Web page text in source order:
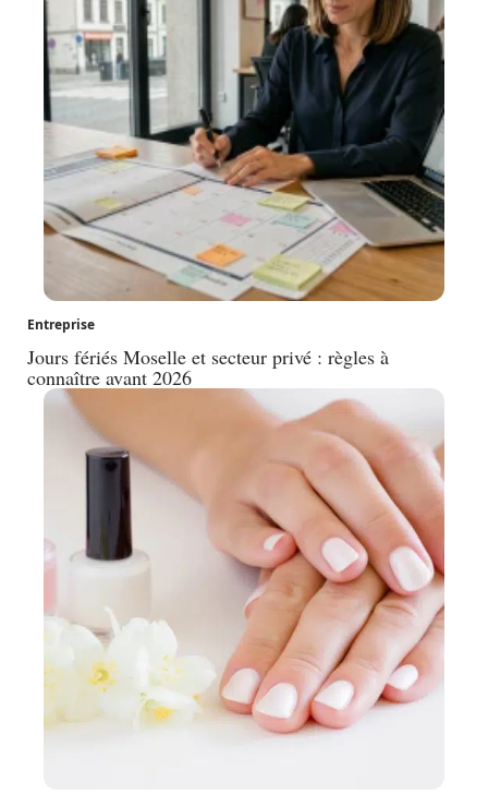
Entreprise
Jours fériés Moselle et secteur privé : règles à
connaître avant 2026